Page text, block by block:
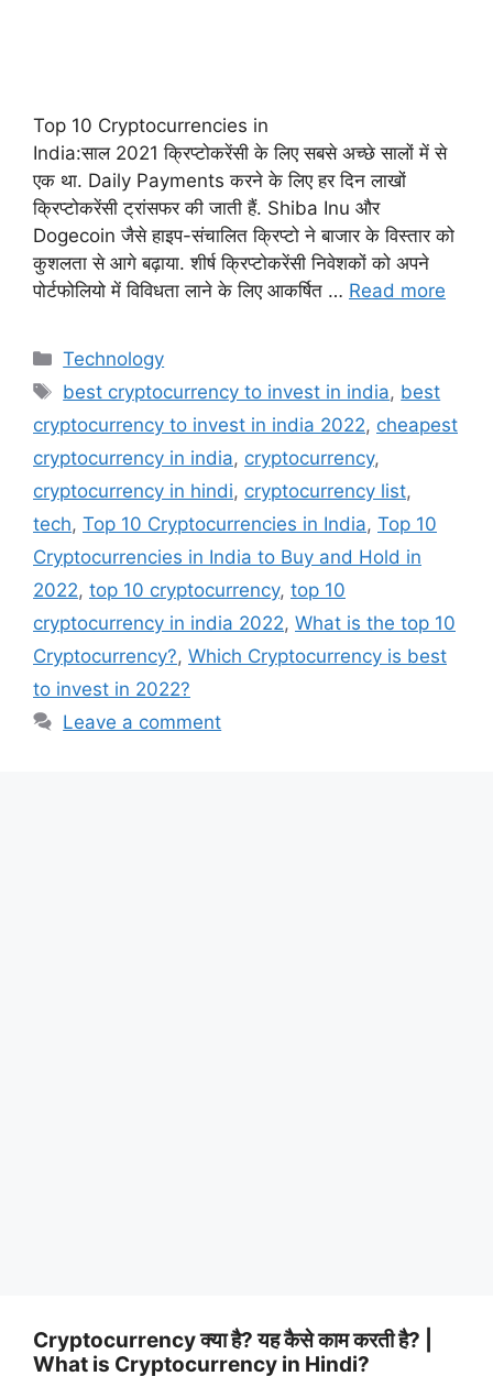
Top 10 Cryptocurrencies in
India:साल 2021 क्रिप्टोकरेंसी के लिए सबसे अच्छे सालों में से
एक था. Daily Payments करने के लिए हर दिन लाखों
क्रिप्टोकरेंसी ट्रांसफर की जाती हैं. Shiba Inu और
Dogecoin जैसे हाइप-संचालित क्रिप्टो ने बाजार के विस्तार को
कुशलता से आगे बढ़ाया. शीर्ष क्रिप्टोकरेंसी निवेशकों को अपने
पोर्टफोलियो में विविधता लाने के लिए आकर्षित … Read more
Technology
best cryptocurrency to invest in india, best
cryptocurrency to invest in india 2022, cheapest
cryptocurrency in india, cryptocurrency,
cryptocurrency in hindi, cryptocurrency list,
tech, Top 10 Cryptocurrencies in India, Top 10
Cryptocurrencies in India to Buy and Hold in
2022, top 10 cryptocurrency, top 10
cryptocurrency in india 2022, What is the top 10
Cryptocurrency?, Which Cryptocurrency is best
to invest in 2022?
Leave a comment
Cryptocurrency क्या है? यह कैसे काम करती है? |
What is Cryptocurrency in Hindi?